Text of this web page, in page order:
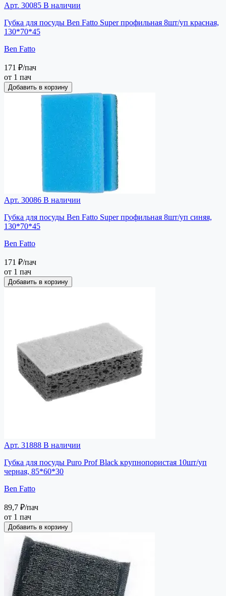
Арт. 30085 В наличии
Губка для посуды Ben Fatto Super профильная 8шт/уп красная,
130*70*45
Ben Fatto
171 ₽/пач
от 1 пач
Добавить в корзину
Арт. 30086 В наличии
Губка для посуды Ben Fatto Super профильная 8шт/уп синяя,
130*70*45
Ben Fatto
171 ₽/пач
от 1 пач
Добавить в корзину
Арт. 31888 В наличии
Губка для посуды Puro Prof Black крупнопористая 10шт/уп
черная, 85*60*30
Ben Fatto
89,7 ₽/пач
от 1 пач
Добавить в корзину